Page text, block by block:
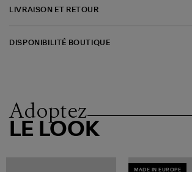
LIVRAISON ET RETOUR
DISPONIBILITÉ BOUTIQUE
Adoptez
LE LOOK
MADE IN EUROPE